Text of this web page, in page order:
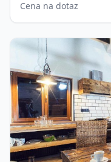
Cena na dotaz